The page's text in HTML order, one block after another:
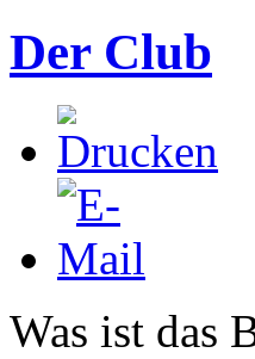
Der Club
Was ist das